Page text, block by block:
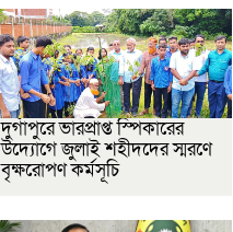
দুর্গাপুরে ভারপ্রাপ্ত স্পিকারের
উদ্যোগে জুলাই শহীদদের স্মরণে
বৃক্ষরোপণ কর্মসূচি